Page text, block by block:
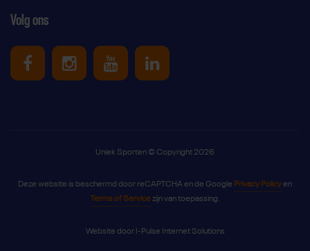
Volg ons
Uniek Sporten op Facebook
Uniek Sporten op Instagram
Uniek Sporten op Youtube
Uniek Sporten op
Uniek Sporten © Copyright 2026
Deze website is beschermd door reCAPTCHA en de Google Privacy Policyen
Terms of Servicezijn van toepassing.
Website door I-Pulse Internet Solutions